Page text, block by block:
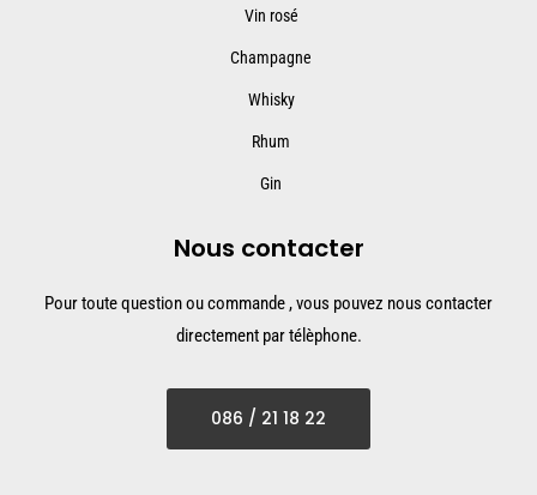
Vin rosé
Champagne
Whisky
Rhum
Gin
Nous contacter
Pour toute question ou commande , vous pouvez nous contacter
directement par télèphone.
086 / 21 18 22